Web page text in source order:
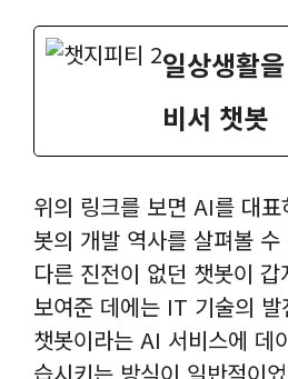
일상생활
비서 챗봇
위의 링크를 보면 AI를 대
봇의 개발 역사를 살펴볼
다른 진전이 없던 챗봇이
보여준 데에는 IT 기술의
챗봇이라는 AI 서비스에 데